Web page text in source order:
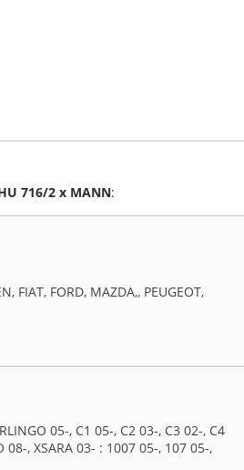
716/2 x MANN:
FORD, MAZDA,, PEUGEOT,
05-, C1 05-, C2 03-, C3 02-, C4
08-, XSARA 03- : 1007 05-, 107 05-,